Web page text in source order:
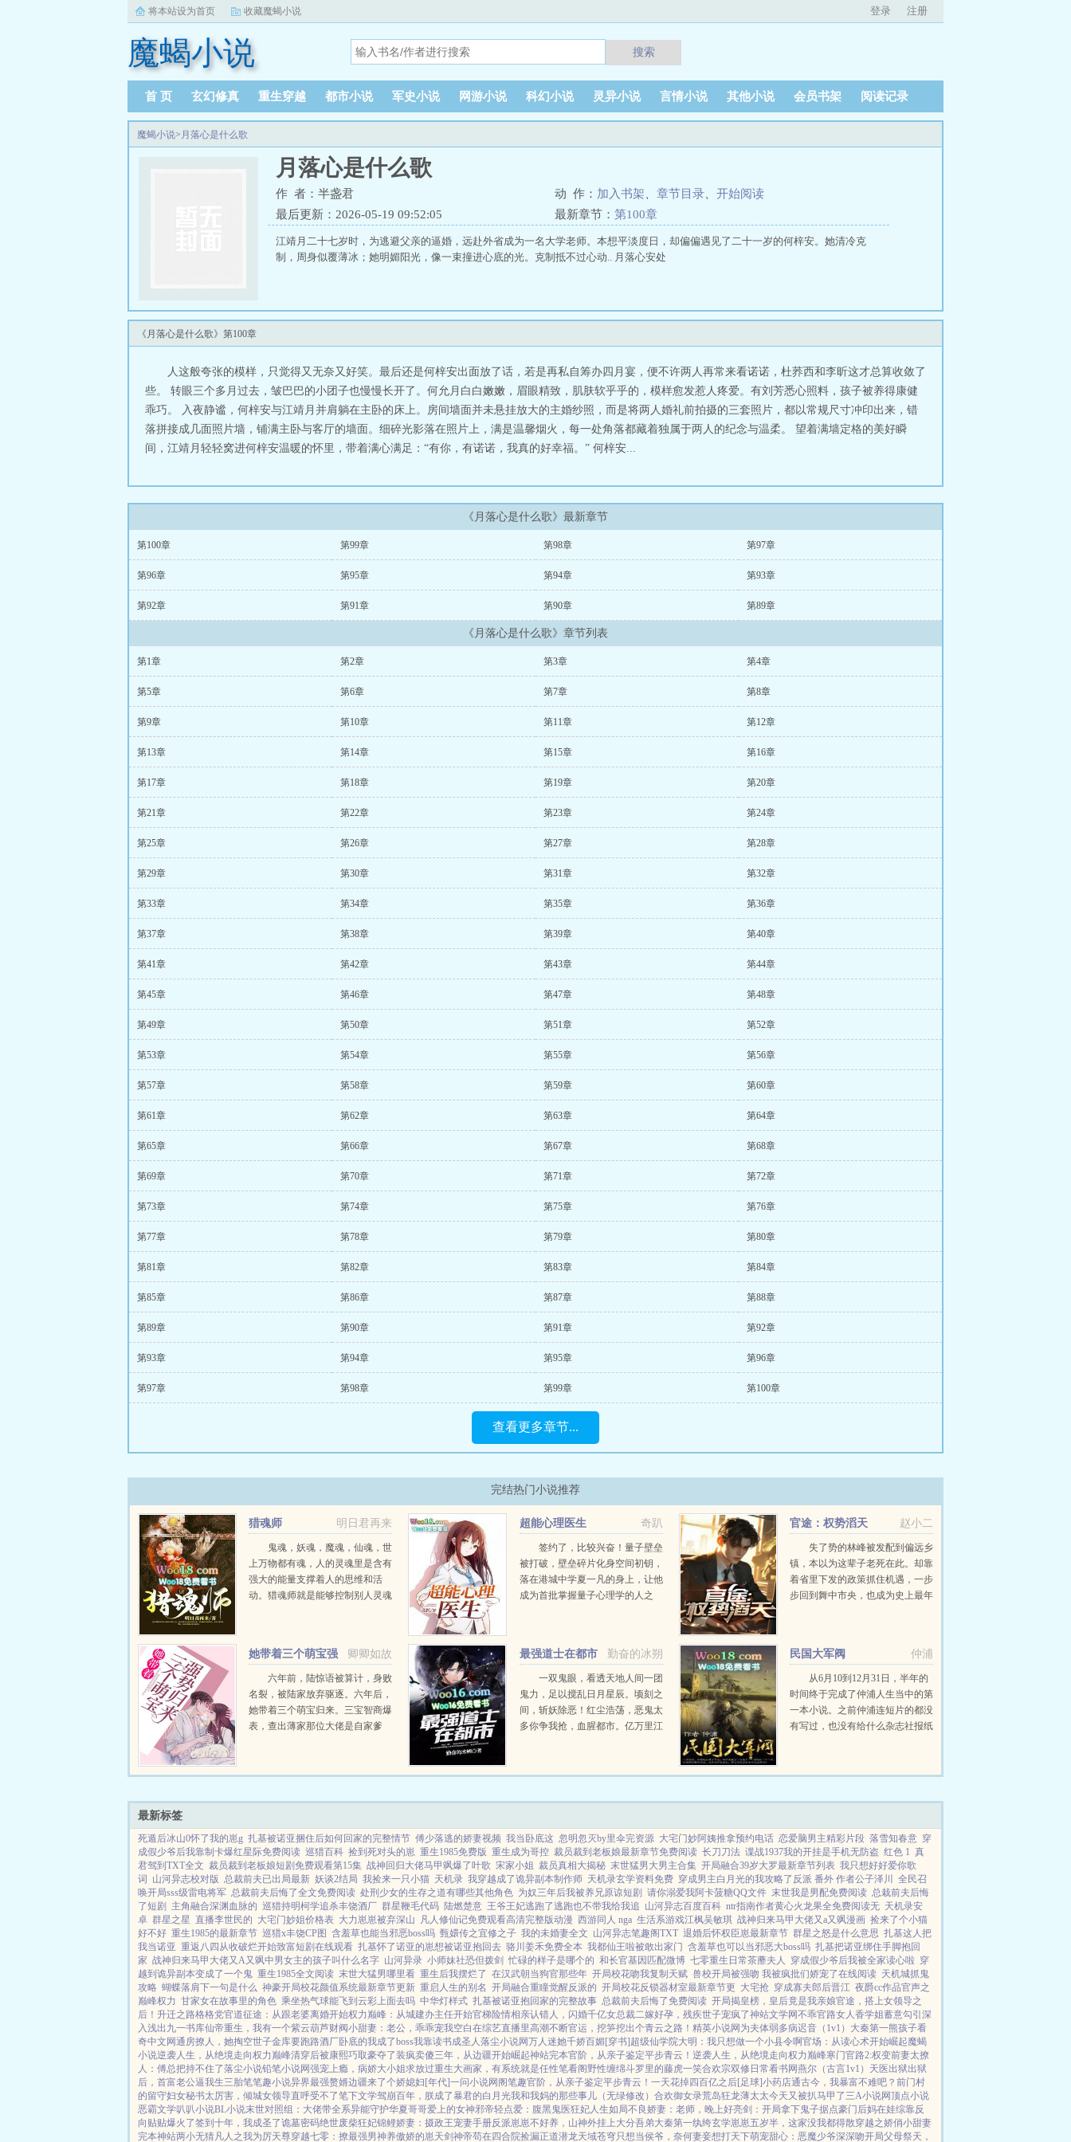
将本站设为首页 收藏魔蝎小说 登录 注册
魔蝎小说 搜索
首 页 玄幻修真 重生穿越 都市小说 军史小说 网游小说 科幻小说 灵异小说 言情小说 其他小说 会员书架 阅读记录
魔蝎小说> 月落心是什么歌
月落心是什么歌
作 者：半盏君 动 作： 加入书架 章节目录
开始阅读
最后更新：2026-05-19 09:52:05
最新章节： 第100章
江靖月二十七岁时，为逃避父亲的逼婚，远赴外省成为一名大学老师。本想平淡度日，却偏偏遇见了二十一岁的何梓安。她清冷克
制，周身似覆薄冰；她明媚阳光，像一束撞进心底的光。克制抵不过心动.. 月落心安处
《月落心是什么歌》第100章
人这般夸张的模样，只觉得又无奈又好笑。最后还是何梓安出面放了话，若是再私自筹办四月宴，便不许两人再常来看诺诺，杜荞西和李昕这才总算收敛了
些。 转眼三个多月过去，皱巴巴的小团子也慢慢长开了。何允月白白嫩嫩，眉眼精致，肌肤软乎乎的，模样愈发惹人疼爱。有刘芳悉心照料，孩子被养得康健
乖巧。 入夜静谧，何梓安与江靖月并肩躺在主卧的床上。房间墙面并未悬挂放大的主婚纱照，而是将两人婚礼前拍摄的三套照片，都以常规尺寸冲印出来，错
落拼接成几面照片墙，铺满主卧与客厅的墙面。细碎光影落在照片上，满是温馨烟火，每一处角落都藏着独属于两人的纪念与温柔。 望着满墙定格的美好瞬
间，江靖月轻轻窝进何梓安温暖的怀里，带着满心满足：“有你，有诺诺，我真的好幸福。” 何梓安...
《月落心是什么歌》最新章节
第100章 第99章 第98章 第97章
第96章 第95章 第94章 第93章
第92章 第91章 第90章 第89章
《月落心是什么歌》章节列表
第1章 第2章 第3章 第4章
第5章 第6章 第7章 第8章
第9章 第10章 第11章 第12章
第13章 第14章 第15章 第16章
第17章 第18章 第19章 第20章
第21章 第22章 第23章 第24章
第25章 第26章 第27章 第28章
第29章 第30章 第31章 第32章
第33章 第34章 第35章 第36章
第37章 第38章 第39章 第40章
第41章 第42章 第43章 第44章
第45章 第46章 第47章 第48章
第49章 第50章 第51章 第52章
第53章 第54章 第55章 第56章
第57章 第58章 第59章 第60章
第61章 第62章 第63章 第64章
第65章 第66章 第67章 第68章
第69章 第70章 第71章 第72章
第73章 第74章 第75章 第76章
第77章 第78章 第79章 第80章
第81章 第82章 第83章 第84章
第85章 第86章 第87章 第88章
第89章 第90章 第91章 第92章
第93章 第94章 第95章 第96章
第97章 第98章 第99章 第100章
查看更多章节...
完结热门小说推荐
明日君再来
猎魂师
鬼魂，妖魂，魔魂，仙魂，世
上万物都有魂，人的灵魂里是含有
强大的能量支撑着人的思维和活
动。猎魂师就是能够控制别人灵魂
奇趴
超能心理医生
签约了，比较兴奋！量子壁垒
被打破，壁垒碎片化身空间初钥，
落在港城中学夏一凡的身上，让他
成为首批掌握量子心理学的人之
以人类的灵魂和思想为战场...
赵小二
官途：权势滔天
失了势的林峰被发配到偏远乡
镇，本以为这辈子老死在此。却靠
着省里下发的政策抓住机遇，一步
步回到舞中市央，也成为史上最年
卿卿如故
她带着三个萌宝强
势归来六年前，陆惊语被算计，身败
名裂，被陆家放弃驱逐。六年后，
她带着三个萌宝归来。三宝智商爆
表，查出薄家那位大佬是自家爹
DNA证明骗不了人，请认清...
勤奋的冰朔
最强道士在都市
一双鬼眼，看透天地人间一团
鬼力，足以搅乱日月星辰。顷刻之
间，斩妖除恶！红尘浩荡，恶鬼太
多你争我抢，血腥都市。亿万里江
是他的！最美的菇凉，最烈的酒，
仲浦
民国大军阀
从6月10到12月31日，半年的
时间终于完成了仲浦人生当中的第
一本小说。之前仲浦连短片的都没
有写过，也没有给什么杂志社报纸
书就写了一本一百万字的小说，仲
最新标签
死遁后冰山0怀了我的崽g 扎基被诺亚捆住后如何回家的完整情节 傅少落逃的娇妻视频 我当卧底这 忽明忽灭by里伞完资源 大宅门妙阿姨推拿预约电话 恋爱脑男主精彩片段 落雪知春意 穿
成假少爷后我靠制卡爆红星际免费阅读 巡猎百科 捡到死对头的崽 重生1985免费版 重生成为哥控 裁员裁到老板娘最新章节免费阅读 长刀刀法 谍战1937我的开挂是手机无防盗 红色 1 真
君驾到TXT全文 裁员裁到老板娘短剧免费观看第15集 战神回归大佬马甲飒爆了叶歌 宋家小姐 裁员真相大揭秘 末世猛男大男主合集 开局融合39岁大罗最新章节列表 我只想好好爱你歌
词
山河异志校对版 总裁前夫已出局最新 妖谈2结局 我捡来一只小猫 天机录 我穿越成了诡异副本制作师 天机录玄学资料免费 穿成男主白月光的我攻略了反派 番外 作者公子泽川
全民召
唤开局sss级雷电将军 总裁前夫后悔了全文免费阅读 处刑少女的生存之道有哪些其他角色 为奴三年后我被养兄原谅短剧 请你溺爱我阿卡菠糖QQ文件 末世我是男配免费阅读 总栽前夫后悔
了短剧
主角融合深渊血脉的 巡猎持明柯学追杀丰饶酒厂 群星鞭毛代码 陆燃楚意 王爷王妃逃跑了逃跑也不带我给我追 山河异志百度百科 ntr指南作者黄心火龙果全免费阅读无 天机录安
卓 群星之星 直播李世民的 大宅门妙姐价格表 大力崽崽被弃深山 凡人修仙记免费观看高清完整版动漫 西游同人 nga 生活系游戏江枫吴敏琪 战神归来马甲大佬又a又飒漫画 捡来了个小猫
好不好 重生1985的最新章节 巡猎x丰饶CP图 含羞草也能当邪恶boss吗 甄嬛传之宜修之子 我的未婚妻全文 山河异志笔趣阁TXT 退婚后怀权臣崽最新章节 群星之怒是什么意思 扎基这人把
我当诺亚 重返八四从收破烂开始致富短剧在线观看 扎基怀了诺亚的崽想被诺亚抱回去 骆川姜禾免费全本 我都仙王啦被敢出家门 含羞草也可以当邪恶大boss吗 扎基把诺亚绑住手脚抱回
家 战神归来马甲大佬又A又飒中男女主的孩子叫什么名字 山河异录 小师妹社恐但拨剑 忙碌的样子是哪个的 和长官基因匹配微博 七零重生日常茶蘼夫人 穿成假少爷后我被全家读心啦 穿
越到诡异副本变成了一个鬼 重生1985全文阅读 末世大猛男哪里看 重生后我摆烂了 在汉武朝当狗官那些年 开局校花吻我复制天赋 兽校开局被强吻 我被疯批们娇宠了在线阅读 天机城抓鬼
攻略 蝴蝶落肩下一句是什么 神豪开局校花颜值系统最新章节更新 重启人生的别名 开局融合重瞳觉醒反派的 开局校花反锁器材室最新章节更 大宅抢 穿成寡夫郎后晋江 夜爵cc作品官声之
巅峰权力 甘家女在故事里的角色 乘坐热气球能飞到云彩上面去吗 中华灯样式 扎基被诺亚抱回家的完整故事 总裁前夫后悔了免费阅读 开局揭皇榜，皇后竟是我亲娘官途，搭上女领导之
后！ 升迁之路格格党官道征途：从跟老婆离婚开始权力巅峰：从城建办主任开始官梯险情相亲认错人，闪婚千亿女总裁二嫁好孕，残疾世子宠疯了神站文学网不乖官路女人香学姐蓄意勾引 深
入浅出 九一书库仙帝重生，我有一个紫云葫芦财阀小甜妻：老公，乖乖宠我空白在综艺直播里高潮不断官运，挖笋挖出个青云之路！ 精英小说网 为夫体弱多病迟音（1v1） 大秦第一熊孩子看
奇中文网通房撩人，她掏空世子金库要跑路酒厂卧底的我成了boss我靠读书成圣人落尘小说网万人迷她千娇百媚[穿书] 超级仙学院大明：我只想做一个小县令啊官场：从读心术开始崛起魔蝎
小说逆袭人生，从绝境走向权力巅峰清穿后被康熙巧取豪夺了装疯卖傻三年，从边疆开始崛起神站完本官阶，从亲子鉴定平步青云！ 逆袭人生，从绝境走向权力巅峰寒门官路2:权变前妻太撩
人：傅总把持不住了落尘小说铅笔小说网强宠上瘾，病娇大小姐求放过重生大画家，有系统就是任性笔看阁 野性缠绵斗罗里的藤虎一笑合欢宗双修日常看书网燕尔（古言1v1） 天医出狱出狱
后，首富老公逼我生三胎笔笔趣小说异界最强赘婿边疆来了个娇媳妇[年代]一问小说网 阁笔趣官阶，从亲子鉴定平步青云！ 一天花掉四百亿之后[足球]小药店通古今，我暴富不难吧？ 前门村
的留守妇女秘书太厉害，倾城女领导直呼受不了笔下文学驾崩百年，朕成了暴君的白月光我和我妈的那些事儿（无绿修改） 合欢御女录荒岛狂龙薄太太今天又被扒马甲了 三A小说网顶点小说
恶霸文学叭叭小说BL小说末世对照组：大佬带全系异能守护华夏哥哥爱上的女神邪帝轻点爱：腹黑鬼医狂妃人生如局不良娇妻：老师，晚上好亮剑：开局拿下鬼子据点豪门后妈在娃综靠反
向贴贴爆火了签到十年，我成圣了诡墓密码绝世废柴狂妃锦鲤娇妻：摄政王宠妻手册反派崽崽不好养，山神外挂上大分吾弟大秦第一纨绔玄学崽崽五岁半，这家没我都得散穿越之娇俏小甜妻
完本神站两小无猜凡人之我为厉天尊穿越七零：撩最强男神养傲娇的崽天剑神帝苟在四合院捡漏正道潜龙天域苍穹只想当侯爷，奈何妻妾想打天下萌宠甜心：恶魔少爷深深吻开局父母祭天，